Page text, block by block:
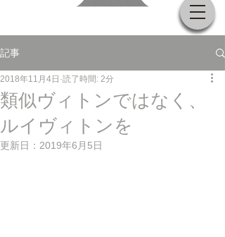
記事
類似ヴィトンではなく、
ルイヴィトンを
2018年11月4日 読了時間: 2分
更新日： 2019年6月5日